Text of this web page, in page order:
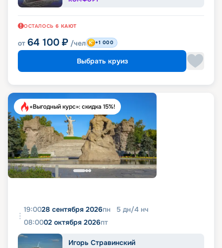
ОСТАЛОСЬ 6 КАЮТ
от 64 100 ₽ /чел +1 000
Выбрать круиз
«Выгодный курс»: скидка 15%!
19:0028 сентября 2026пн 5 дн/4 нч
08:0002 октября 2026пт
Игорь Стравинский